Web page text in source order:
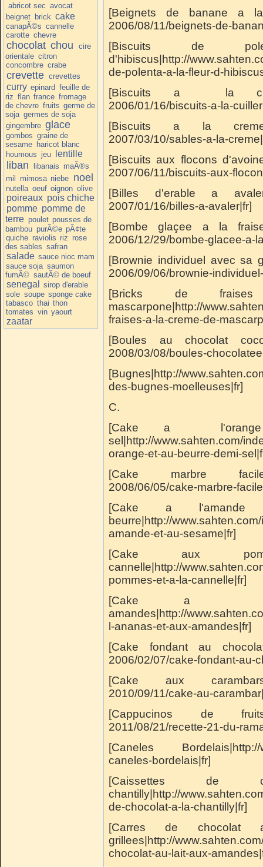
abricot sec avocat
beignet brick cake
canapÃ©s cannelle
carotte chevre
chocolat chou
cire
orientale citron
concombre crabe
crevette crevettes
curry epinard feuille de
riz flan france fromage
de chevre fruits germe de
soja germes de soja
gingembre glace
gombos graine de
sesame haricot blanc
houmous jeu lentille
liban libanais maÃ®s
mil mimosa niebe noel
nutella oeuf oignon olive
poireaux pois chiche
pomme pomme de
terre poulet pousses de
bambou purÃ©e pÃ¢te
quiche raviolis riz rose
des sables safran
salade sauce nioc mam
sauce soja saumon
fumÃ© sautÃ© de boeuf
senegal
sirop d'erable
sole soupe sponge cake
tabasco thai thon
tomates vin yaourt
zaatar
[Beignets de banane a la
2006/08/11/beignets-de-
[Biscuits de
d'hibiscus|http://
de-polenta-a-la-fleur-d-
[Biscuits a la cuillere
2006/01/16/biscuits-a-la-
[Biscuits a la
2007/03/10/sables-a-la-
[Biscuits aux flocons
2007/06/11/biscuits-aux-
[Billes d'erable a
2007/01/16/billes-a-avaler|fr]
[Bombe glaçee a la
2006/12/29/bombe-glacee-a-
[Brownie individuel avec sa
2006/09/06/brownie-
[Bricks de
mascarpone|http://
fraises-a-la-creme-de-
[Boules au chocolat
2008/03/08/boules-
[Bugnes|http://
des-bugnes-moelleuses|fr]
C.
[Cake a
sel|http://www.sahten.com/
orange-et-au-beurre-demi-
[Cake marbre
2008/06/05/cake-marbre-
[Cake a
beurre|http://
amande-et-au-sesame|fr]
[Cake aux
cannelle|http://
pommes-et-a-la-cannelle|fr]
[Cake a
amandes|http://
l-ananas-et-aux-amandes|fr]
[Cake fondant au
2006/02/07/cake-fondant-au-
[Cake aux
2010/09/11/cake-au-
[Cappucinos de
2011/08/21/recette-21-du-
[Caneles Bordelais|http://
caneles-bordelais|fr]
[Caissettes
chantilly|http://
de-chocolat-a-la-chantilly|fr]
[Carres de
grillees|http://
chocolat-au-lait-aux-